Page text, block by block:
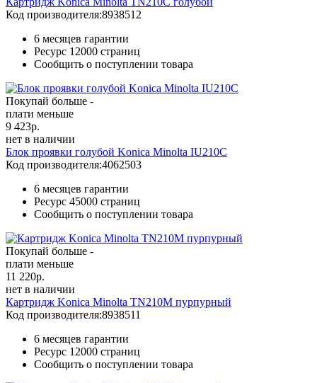
Код производителя:8938512
6 месяцев гарантии
Ресурс 12000 страниц
Сообщить о поступлении товара
Покупай больше -
плати меньше
9 423р.
нет в наличии
Блок проявки голубой Konica Minolta IU210C
Код производителя:4062503
6 месяцев гарантии
Ресурс 45000 страниц
Сообщить о поступлении товара
Покупай больше -
плати меньше
11 220р.
нет в наличии
Картридж Konica Minolta TN210M пурпурный
Код производителя:8938511
6 месяцев гарантии
Ресурс 12000 страниц
Сообщить о поступлении товара